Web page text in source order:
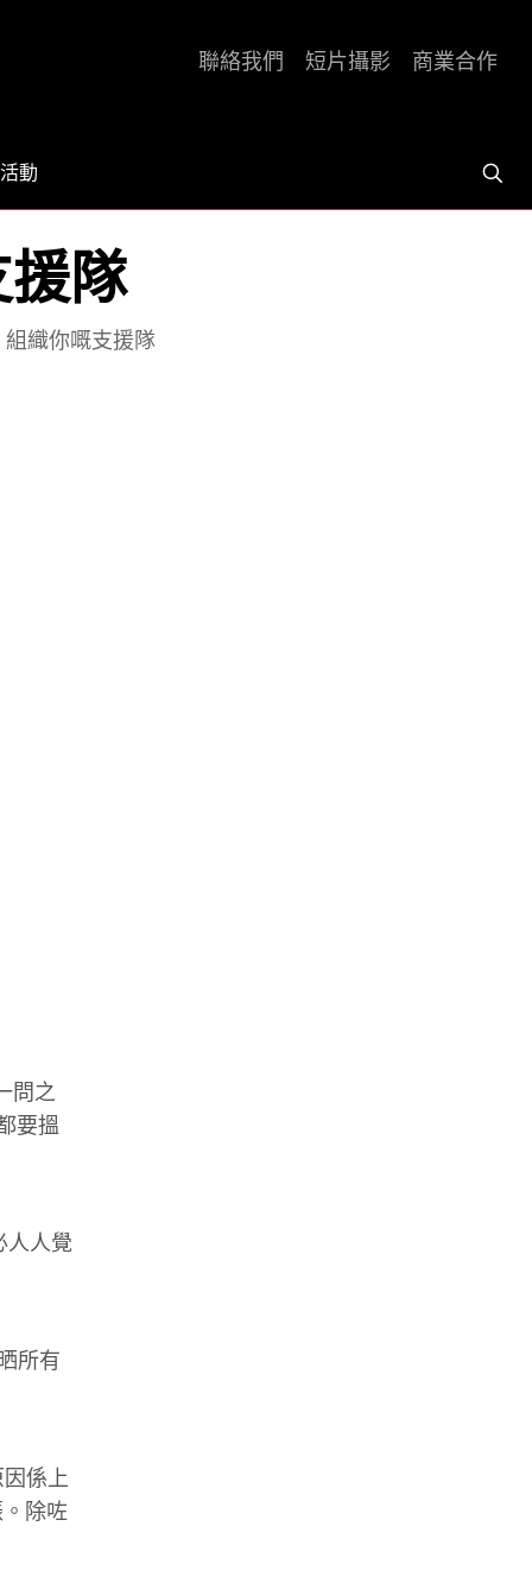
活動
聯絡我們 短片攝影 商業合作
隊
織你嘅支援隊
問之
要搵
人人覺
所有
係上
除咗